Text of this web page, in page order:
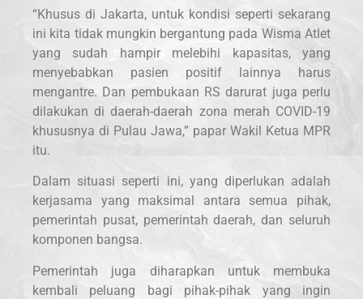
“Khusus di Jakarta, untuk kondisi seperti sekarang
ini kita tidak mungkin bergantung pada Wisma Atlet
yang sudah hampir melebihi kapasitas, yang
menyebabkan pasien positif lainnya harus
mengantre. Dan pembukaan RS darurat juga perlu
dilakukan di daerah-daerah zona merah COVID-19
khususnya di Pulau Jawa,” papar Wakil Ketua MPR
itu.
Dalam situasi seperti ini, yang diperlukan adalah
kerjasama yang maksimal antara semua pihak,
pemerintah pusat, pemerintah daerah, dan seluruh
komponen bangsa.
Pemerintah juga diharapkan untuk membuka
kembali peluang bagi pihak-pihak yang ingin